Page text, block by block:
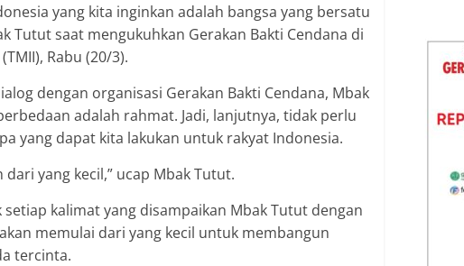
yang kita inginkan adalah bangsa yang bersatu
Tutut saat mengukuhkan Gerakan Bakti Cendana di
Rabu (20/3).
dengan organisasi Gerakan Bakti Cendana, Mbak
adalah rahmat. Jadi, lanjutnya, tidak perlu
yang dapat kita lakukan untuk rakyat Indonesia.
yang kecil,” ucap Mbak Tutut.
kalimat yang disampaikan Mbak Tutut dengan
memulai dari yang kecil untuk membangun
tercinta.